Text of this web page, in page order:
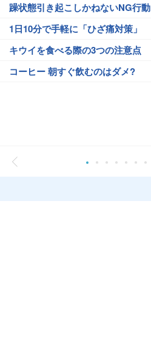
躁状態引き起こしかねないNG行動
1日10分で手軽に「ひざ痛対策」
キウイを食べる際の3つの注意点
コーヒー 朝すぐ飲むのはダメ?